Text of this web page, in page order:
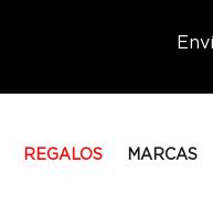
REGALOS MARCAS